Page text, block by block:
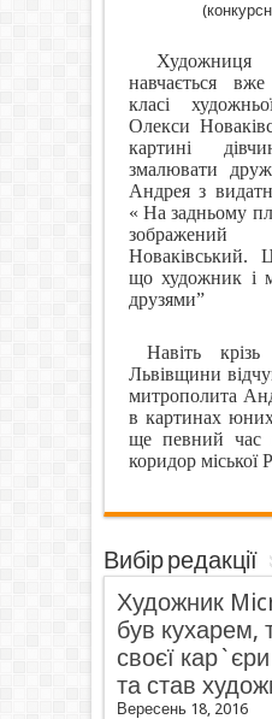
навчається
класі
Олекси
картині
змалювати
Андрея з
« На задньому
Новаківський.
що художник і
друзями”
Навіть крізь
Львівщини
митрополита
в картинах
ще певний час
коридор міської
Вибір редакції
Художник
був кухарем,
своєї
та став
Вересень 18, 2016